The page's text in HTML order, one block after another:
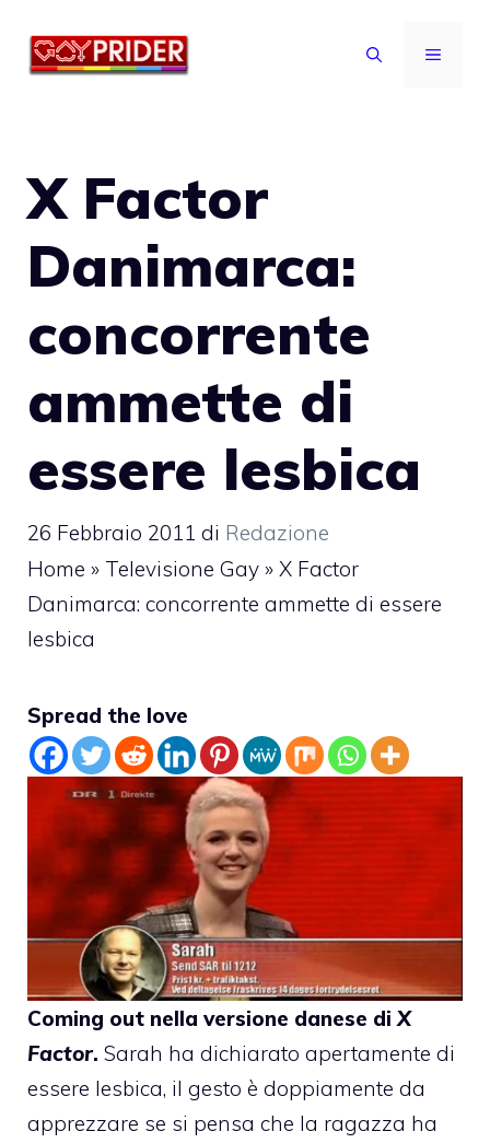
MENU
X Factor
Danimarca:
concorrente
ammette di
essere lesbica
26 Febbraio 2011 di Redazione
Home » Televisione Gay » X Factor
Danimarca: concorrente ammette di essere
lesbica
Spread the love
Coming out nella versione danese diX
Factor. Sarah ha dichiarato apertamente di
essere lesbica, il gesto è doppiamente da
apprezzare se si pensa che la ragazza ha